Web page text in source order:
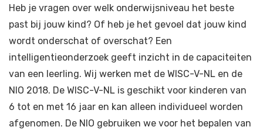
Heb je vragen over welk onderwijsniveau het beste
past bij jouw kind? Of heb je het gevoel dat jouw kind
wordt onderschat of overschat? Een
intelligentieonderzoek geeft inzicht in de capaciteiten
van een leerling. Wij werken met de WISC-V-NL en de
NIO 2018. De WISC-V-NL is geschikt voor kinderen van
6 tot en met 16 jaar en kan alleen individueel worden
afgenomen. De NIO gebruiken we voor het bepalen van